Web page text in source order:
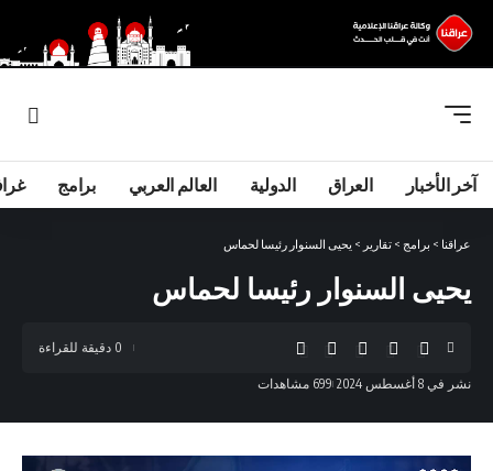
آخر الأخبار العراق الدولية العالم العربي برامج
عراقنا > برامج > تقارير > يحيى السنوار رئيسا لحماس
يحيى السنوار رئيسا لحماس
نشر في 8 أغسطس 2024 699 مشاهدات
0 دقيقة للقراءة